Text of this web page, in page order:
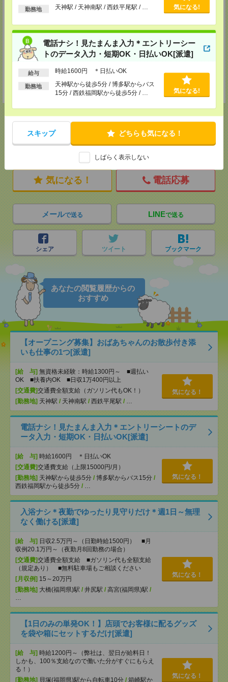
以上
勤務地 天神駅 / 天神南駅 / 西鉄平尾駅 / … 気になる!
電話ナシ！見たまんま入力＊エントリーシー
トのデータ入力・短期OK・日払いOK[派遣]
給与 時給1600円 ＊日払いOK
勤務地
天神駅から徒歩5分 / 博多駅からバス
15分 / 西鉄福岡駅から徒歩5分 / …
気になる!
スキップ どちらも気になる！
しばらく表示しない
担当：採用担当
メディカルケア事業部 熊本オフィス
熊本県熊本市中央区花畑町1-7 MY熊本ビル2F 2-3号室
TEL：0120-917-473
MAIL：tenshoku@nikken-ts.jp
担当：採用担当
登録交通費
★今ならご来社登録でQUOカード2000円分をプレゼント中★
応募ページへ
気になる！ 電話応募
メールで送る LINEで送る
シェア ツイート ブックマーク
あなたの閲覧履歴からの
おすすめ
【オープニング募集】おばあちゃんのお散歩付き添
いも仕事の1つ[派遣]
[給 与] 無資格未経験：時給1300円～ ■週払い
OK ■扶養内OK ■日収1万400円以上
[交通費]交通費全額支給（ガソリン代もOK！）
[勤務地] 天神駅 / 天神南駅 / 西鉄平尾駅 / …
気になる！
電話ナシ！見たまんま入力＊エントリーシートのデ
ータ入力・短期OK・日払いOK[派遣]
[給 与] 時給1600円 ＊日払いOK
[交通費]交通費支給（上限15000円/月）
[勤務地] 天神駅から徒歩5分 / 博多駅からバス15分 /
西鉄福岡駅から徒歩5分 / …
気になる！
入浴ナシ＊夜勤でゆったり見守りだけ＊週1日～無理
なく働ける[派遣]
[給 与] 日収2.5万円～（日勤時給1500円） ■月
収例20.1万円～（夜勤月8回勤務の場合）
[交通費]交通費全額支給 ■ガソリン代も全額支給
（規定あり） ■無料駐車場もご相談ください
[月収例] 15～20万円
[勤務地] 大橋(福岡県)駅 / 井尻駅 / 高宮(福岡県)駅 /
…
気になる！
【1日のみの単発OK！】店頭でお客様に配るグッズ
を袋や箱にセットするだけ[派遣]
[給 与] 時給1200円～（弊社は、翌日が給料日！
しかも、100％支給なので働いた分がすぐにもらえ
る！）
[勤務地] 貝塚(福岡県)駅から自転車10分 / 箱崎駅か
気になる！